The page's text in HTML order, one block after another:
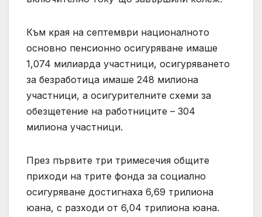
Към края на септември националното
основно пенсионно осигуряване имаше
1,074 милиарда участници, осигуряването
за безработица имаше 248 милиона
участници, а осигурителните схеми за
обезщетение на работниците – 304
милиона участници.
През първите три тримесечия общите
приходи на трите фонда за социално
осигуряване достигнаха 6,69 трилиона
юана, с разходи от 6,04 трилиона юана.